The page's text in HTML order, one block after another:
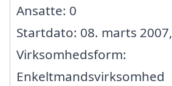
Ansatte: 0
Startdato: 08. marts 2007,
Virksomhedsform:
Enkeltmandsvirksomhed